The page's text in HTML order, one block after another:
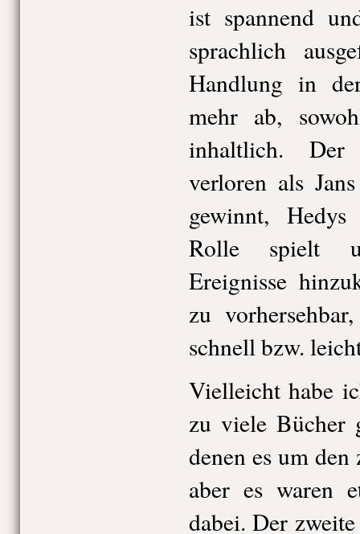
ist spannend
sprachlich
Handlung in
mehr ab,
inhaltlich.
verloren als
gewinnt,
Rolle spielt
Ereignisse
zu
schnell bzw.
Vielleicht habe
zu viele Bücher
denen es um
aber es waren
dabei. Der